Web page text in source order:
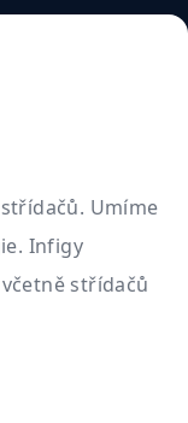
Umíme
Infigy
střídačů